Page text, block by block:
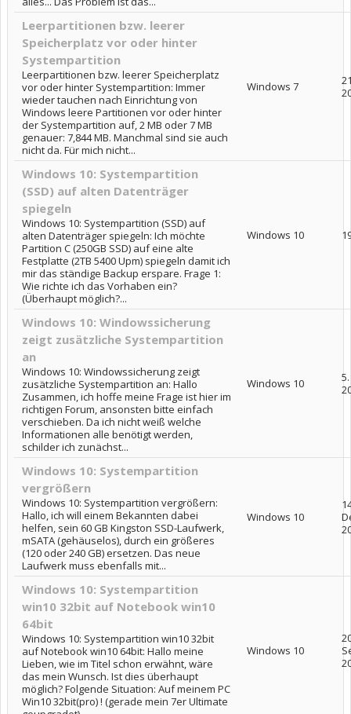
Leerpartitionen bzw. leerer
Speicherplatz vor oder hinter
Systempartition
Leerpartitionen bzw. leerer Speicherplatz
vor oder hinter Systempartition: Immer
wieder tauchen nach Einrichtung von
Windows leere Partitionen vor oder hinter
der Systempartition auf, 2 MB oder 7 MB
genauer: 7,844 MB. Manchmal sind sie auch
nicht da. Für mich nicht...
Windows 7
Windows 10: Systempartition
(SSD) auf alten Datenträger
spiegeln
Windows 10: Systempartition (SSD) auf
alten Datenträger spiegeln: Ich möchte
Partition C (250GB SSD) auf eine alte
Festplatte (2TB 5400 Upm) spiegeln damit ich
mir das ständige Backup erspare. Frage 1:
Wie richte ich das Vorhaben ein?
(Überhaupt möglich?...
Windows 10
Windows 10: Windowssicherung
zeigt zusätzliche Systempartition
an
Windows 10: Windowssicherung zeigt
zusätzliche Systempartition an: Hallo
Zusammen, ich hoffe meine Frage ist hier im
richtigen Forum, ansonsten bitte einfach
verschieben. Da ich nicht weiß welche
Informationen alle benötigt werden,
schilder ich zunächst...
Windows 10
Windows 10: Systempartition
vergrößern
Windows 10: Systempartition vergrößern:
Hallo, ich will einem Bekannten dabei
helfen, sein 60 GB Kingston SSD-Laufwerk,
mSATA (gehäuselos), durch ein größeres
(120 oder 240 GB) ersetzen. Das neue
Laufwerk muss ebenfalls mit...
Windows 10
Windows 10: Systempartition
win10 32bit auf Notebook win10
64bit
Windows 10: Systempartition win10 32bit
auf Notebook win10 64bit: Hallo meine
Lieben, wie im Titel schon erwähnt, wäre
das mein Wunsch. Ist dies überhaupt
möglich? Folgende Situation: Auf meinem PC
Win10 32bit(pro) ! (gerade mein 7er Ultimate
Windows 10